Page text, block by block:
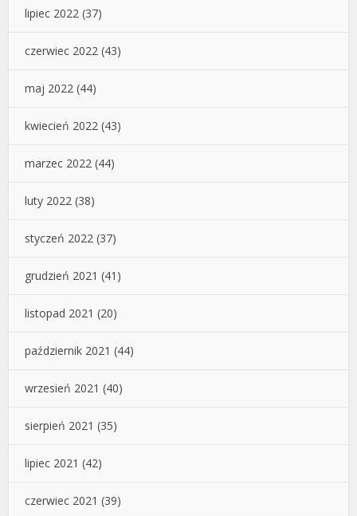
lipiec 2022 (37)
czerwiec 2022 (43)
maj 2022 (44)
kwiecień 2022 (43)
marzec 2022 (44)
luty 2022 (38)
styczeń 2022 (37)
grudzień 2021 (41)
listopad 2021 (20)
październik 2021 (44)
wrzesień 2021 (40)
sierpień 2021 (35)
lipiec 2021 (42)
czerwiec 2021 (39)